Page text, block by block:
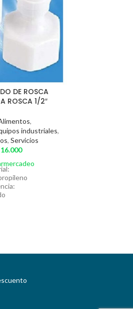
DE ROSCA
ROSCA 1/2″
,
industriales,
, Servicios